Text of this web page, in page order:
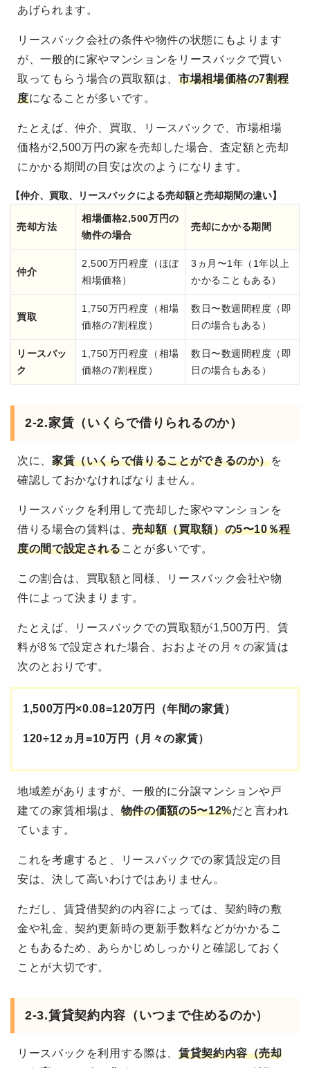
あげられます。
リースバック会社の条件や物件の状態にもよります
が、一般的に家やマンションをリースバックで買い
取ってもらう場合の買取額は、 市場相場価格の7割程
度になることが多いです。
たとえば、仲介、買取、リースバックで、市場相場
価格が2,500万円の家を売却した場合、査定額と売却
にかかる期間の目安は次のようになります。
【仲介、買取、リースバックによる売却額と売却期間の違い】
売却方法
相場価格2,500万円の
物件の場合
売却にかかる期間
仲介
2,500万円程度（ほぼ
相場価格）
3ヵ月〜1年（1年以上
かかることもある）
買取
1,750万円程度（相場
価格の7割程度）
数日〜数週間程度（即
日の場合もある）
リースバッ
ク
1,750万円程度（相場
価格の7割程度）
数日〜数週間程度（即
日の場合もある）
2-2.家賃（いくらで借りられるのか）
次に、 家賃（いくらで借りることができるのか）を
確認しておかなければなりません。
リースバックを利用して売却した家やマンションを
借りる場合の賃料は、売却額（買取額）の5〜10％程
度の間で設定されることが多いです。
この割合は、買取額と同様、リースバック会社や物
件によって決まります。
たとえば、リースバックでの買取額が1,500万円、賃
料が8％で設定された場合、おおよその月々の家賃は
次のとおりです。
1,500万円×0.08=120万円（年間の家賃）
120÷12ヵ月=10万円（月々の家賃）
地域差がありますが、一般的に分譲マンションや戸
建ての家賃相場は、 物件の価額の5〜12%だと言われ
ています。
これを考慮すると、リースバックでの家賃設定の目
安は、決して高いわけではありません。
ただし、賃貸借契約の内容によっては、契約時の敷
金や礼金、契約更新時の更新手数料などがかかるこ
ともあるため、あらかじめしっかりと確認しておく
ことが大切です。
2-3.賃貸契約内容（いつまで住めるのか）
リースバックを利用する際は、 賃貸契約内容（売却